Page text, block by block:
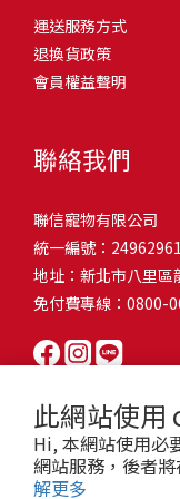
此網站使用
Hi, 本網站使用必
網站服務，後者
解更多
和獨立能力。 幼犬訓
練？A: 訓練可從幼犬
化黃金期，每次訓練
屬啃咬玩具作替代品
尿尿？A: 建立固定如
密切監督。意外發生
一直吠叫怎麼辦？A:
「安靜」指令，停止
向獎勵比懲罰更有效
狗狗怎麼辦？A: 循序
正面經驗後給予獎勵
慮要如何處理？A: 練
調。提供能分散注意
熱，水分流失快，腸
換季時沒有適當調整
天注意保暖，提供暖
像是開冷氣又突然關
時，記得關心貓咪的
有血絲、異味特別重
蟲、球蟲）或腸胃炎
下來甚至可能造成貓
月一次，成貓每 3~6
嘔吐、食慾下降，務
天，或糞便異常，應
壓力影響腸胃壓力
張、焦慮、驚嚇（如
尤其是個性敏感的貓
就先「罷工」。減少
活中輕鬆改善看到滿
透過一些簡單的日常
毛、洗澡到增加互動
行動吧！ 預防貓掉毛
啦！勤勞梳毛是最直
髮打結和皮膚問題。
2-3天梳一次。挑選合
或專用脫毛梳，依照
不僅能增加你們的互
貓掉毛方法2：定期洗
其實不完全正確哦！
澡頻率不宜過高，一
而會造成皮膚乾燥。
完全吹乾，避免濕毛
的紙箱。建議一開始
使用狀況，再考慮購
$500貓跳台$1,500貓
咪是非常需要安全感
花費3：貓跳台貓咪雖
放高度適合的貓跳台
咪對於環境的安全感
用品，可選擇合適貓
想，需要準備一個能
時，外出籠就非常重
緊急情況時，貓咪過
費用大約落在 $
運送服務方式
退換貨政策
會員權益聲明
聯絡我們
聯信寵物有限公司
統一編號：24962961
地址：新北市八里
免付費專線：0800-